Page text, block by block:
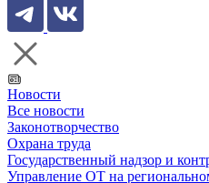
Новости
Все новости
Законотворчество
Охрана труда
Государственный надзор и
Управление ОТ на